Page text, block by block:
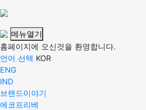
메뉴열기
홈페이지에 오신것을 환영합니다.
언어 선택 KOR
ENG
IND
브랜드이야기
에코프리베